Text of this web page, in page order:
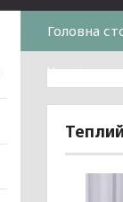
Головна
Часті